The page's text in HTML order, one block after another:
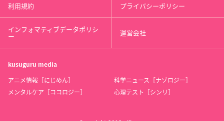
利用規約 プライバシーポリシー
インフォマティブデータポリシ
ー 運営会社
kusuguru media
アニメ情報［にじめん］
科学ニュース［ナゾロジー］
メンタルケア［ココロジー］
心理テスト［シンリ］